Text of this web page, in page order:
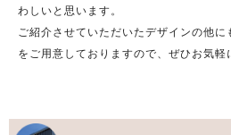
わしいと思います。
ご紹介させていただいたデザインの他
をご用意しておりますので、ぜひお気軽